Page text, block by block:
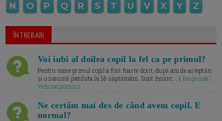
N
O P Q R S T U V X Y Z
ÎNTREBARI
Voi iubi al doilea copil la fel ca pe primul?
Pentru mine primul copil a fost foarte dorit, după ani de așteptări
și o sarcină pierduta la 16 săptămâni. Sunt însărc... | Raspunde |
Vezi raspunsuri
Ne certăm mai des de când avem copil. E
normal?